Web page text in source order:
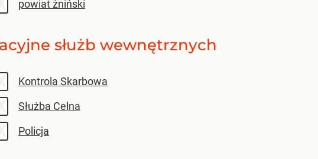
powiat żniński
służb wewnętrznych
Kontrola Skarbowa
Służba Celna
Policja